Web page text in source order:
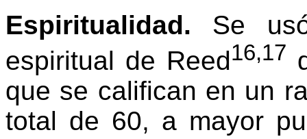
Espiritualidad. Se
espiritual de Reed16,17
que se califican en un
total de 60, a mayor